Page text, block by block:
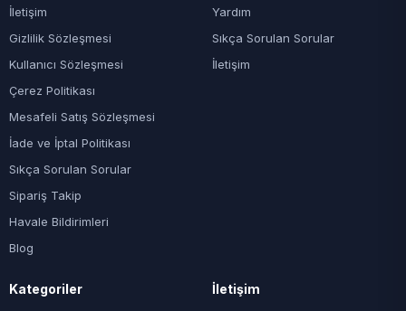
İletişim
Gizlilik Sözleşmesi
Kullanıcı Sözleşmesi
Çerez Politikası
Mesafeli Satış Sözleşmesi
İade ve İptal Politikası
Sıkça Sorulan Sorular
Sipariş Takip
Havale Bildirimleri
Blog
Yardım
Sıkça Sorulan Sorular
İletişim
Kategoriler İletişim